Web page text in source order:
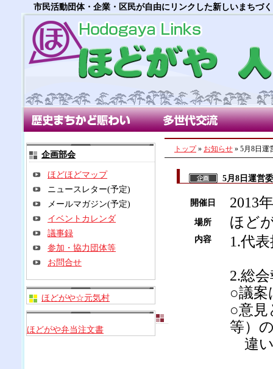
市民活動団体・企業・区民が自由にリンクした新しいまちづ
多世代交流部会 朝市
トップ» お知らせ » 5月8日運
5月8日運営
開催日 2013
場所 ほど
内容 1.代
2.総
○議案
○意見
等）
違い
企画部会
ほどほどマップ
ニュースレター(予定)
メールマガジン(予定)
イベントカレンダ
議事録
参加・協力団体等
お問合せ
ほどがや☆元気村
ほどがや弁当注文書